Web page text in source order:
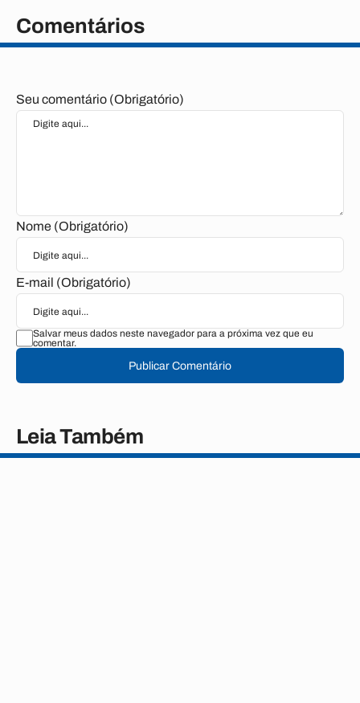
Comentários
Seu comentário (Obrigatório)
Nome (Obrigatório)
E-mail (Obrigatório)
Salvar meus dados neste navegador para a próxima vez que eu
comentar.
Publicar Comentário
Leia Também